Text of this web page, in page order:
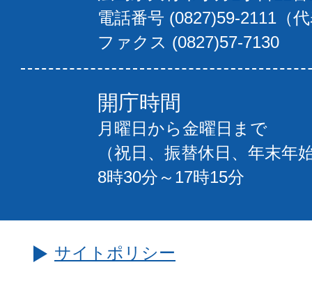
電話番号 (0827)59-2111（
ファクス (0827)57-7130
開庁時間
月曜日から金曜日まで
（祝日、振替休日、年末年
8時30分～17時15分
サイトポリシー